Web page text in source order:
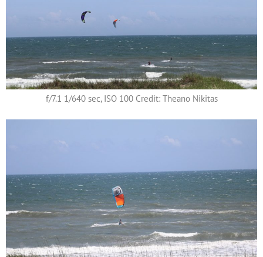
f/7.1 1/640 sec, ISO 100 Credit: Theano Nikitas